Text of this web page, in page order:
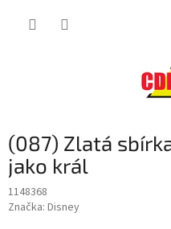
(087) Zlatá
jako král
1148368
Značka: Disney